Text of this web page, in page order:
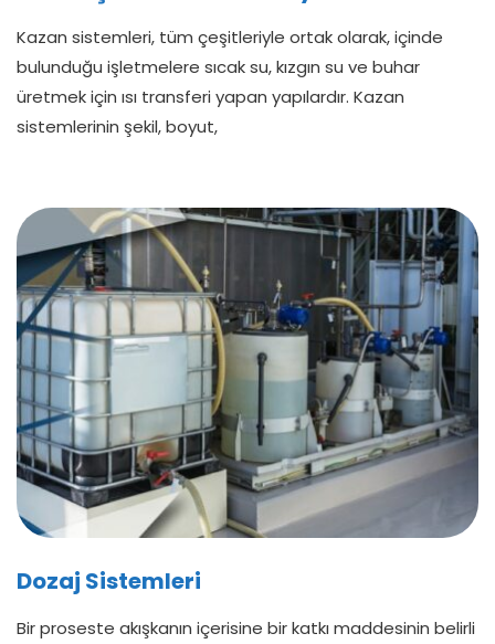
Kazan sistemleri, tüm çeşitleriyle ortak olarak, içinde
bulunduğu işletmelere sıcak su, kızgın su ve buhar
üretmek için ısı transferi yapan yapılardır. Kazan
sistemlerinin şekil, boyut,
Dozaj Sistemleri
Bir proseste akışkanın içerisine bir katkı maddesinin belirli